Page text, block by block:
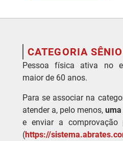
CATEGORIA
Pessoa física ativa no
maior de 60 anos.
Para se associar na
atender a, pelo menos, uma
e enviar a
(https://